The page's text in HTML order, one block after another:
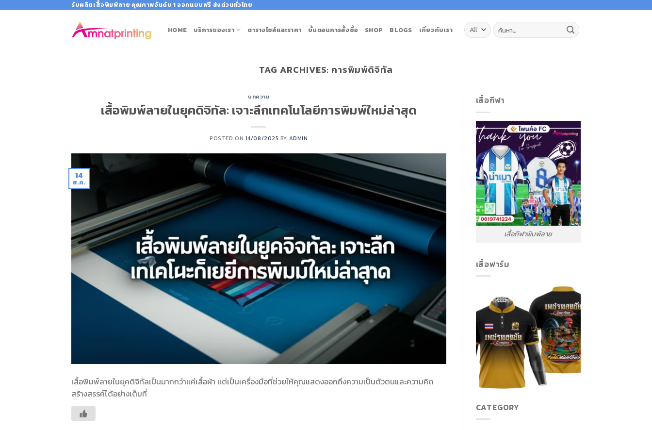
รับผลิตเสื้อพิมพ์ลาย คุณภาพอันดับ 1 ออกแบบฟรี ส่งด่วนทั่วไทย
HOME บริการของเรา ตารางไซส์และราคา ขั้นตอนการสั้งซื้อ SHOP BLOGS เกี่ยวกับเรา ค้นหา:
TAG ARCHIVES: การพิมพ์ดิจิทัล
บทความ
เสื้อพิมพ์ลายในยุคดิจิทัล: เจาะลึกเทคโนโลยีการพิมพ์ใหม่ล่าสุด
POSTED ON 14/08/2025 BY ADMIN
14
ส.ค.
เสื้อพิมพ์ลายในยุคดิจิทัลเป็นมากกว่าแค่เสื้อผ้า แต่เป็นเครื่องมือที่ช่วยให้คุณแสดงออกถึงความเป็นตัวตนและความคิด
สร้างสรรค์ได้อย่างเต็มที่
เสื้อกีฬา
เสื้อกีฬาพิมพ์ลาย
เสื้อฟาร์ม
CATEGORY